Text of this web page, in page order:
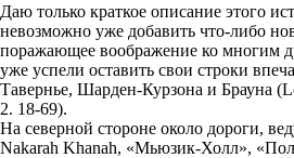
Даю только краткое описание этого
невозможно уже добавить что-либо
поражающее воображение ко многим
уже успели оставить свои строки
Тавернье, Шарден-Курзона и Брауна
2. 18-69).
На северной стороне около дороги,
Nakarah Khanah, «Мьюзик-Холл»,